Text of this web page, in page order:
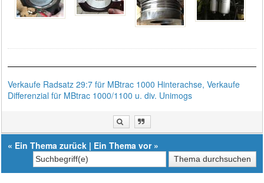
Verkaufe Radsatz 29:7 für MBtrac 1000 Hinterachse, Verkaufe
Differenzial für MBtrac 1000/1100 u. div. Unimogs
« Ein Thema zurück | Ein Thema vor»